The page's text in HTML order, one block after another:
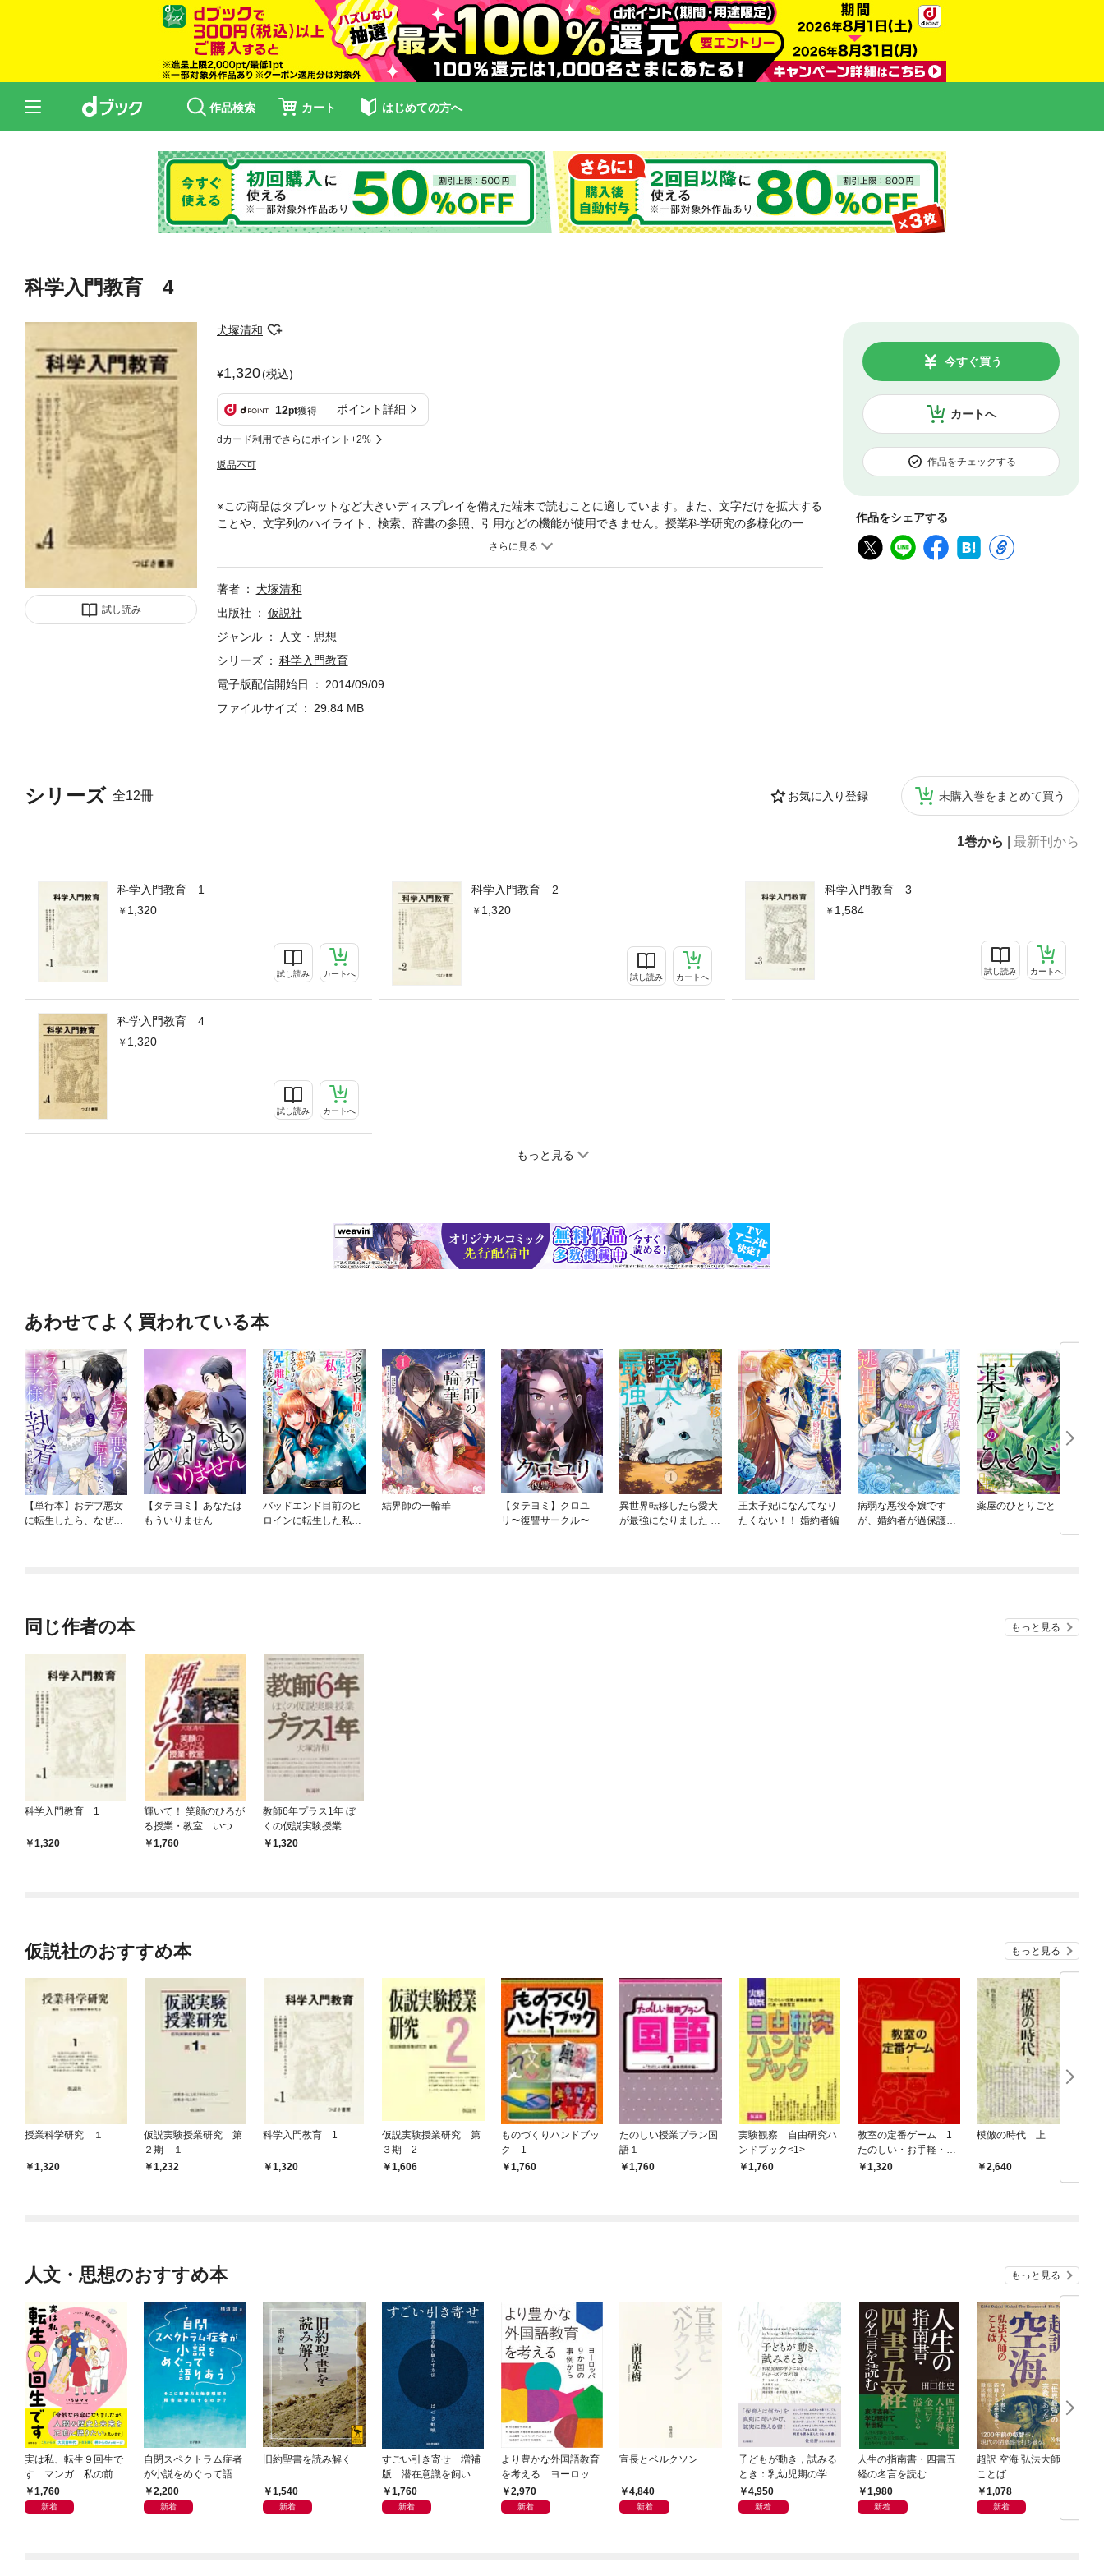
作品検索 カート はじめての方へ
科学入門教育 4
試し読み
犬塚清和
1,320(税込)
12pt獲得 ポイント詳細
dカード利用でさらにポイント+2%
返品不可
カートへ
今すぐ買う
作品をチェックする
作品をシェアする
シリーズ 全12冊 お気に入り登録 未購入巻をまとめて買う
1巻から 最新刊から
科学入門教育 1
1,320
試し読み カートへ
科学入門教育 2
1,320
試し読み カートへ
科学入門教育 3
1,584
試し読み カートへ
科学入門教育 4
1,320
試し読み カートへ
もっと見る
※この商品はタブレットなど大きいディスプレイを備えた端末で読むことに適しています。また、文字だけを拡大する
ことや、文字列のハイライト、検索、辞書の参照、引用などの機能が使用できません。授業科学研究の多様化の一方
で，基本的なことを考える必要があるのではないだろうか。原点に視点をすえて仮説実験授業を問い直す研究誌。に
著者
犬塚清和
出版社
仮説社
ジャンル
人文・思想
シリーズ
科学入門教育
電子版配信開始日
2014/09/09
ファイルサイズ
29.84 MB
あわせてよく買われている本
【単行本】おデブ悪女
に転生したら、なぜか
【タテヨミ】あなたは
もういりません
バッドエンド目前のヒ
ロインに転生した私、
結界師の一輪華
【タテヨミ】クロユ
リ〜復讐サークル〜
異世界転移したら愛犬
が最強になりました ～
王太子妃になんてなり
たくない！！ 婚約者編
病弱な悪役令嬢です
が、婚約者が過保護す
薬屋のひとりごと
同じ作者の本 もっと見る
科学入門教育 1
1,320
輝いて！ 笑顔のひろが
る授業・教室 いつま
でも笑顔の教師でいる
1,760
教師6年プラス1年 ぼ
くの仮説実験授業
1,320
仮説社のおすすめ本 もっと見る
授業科学研究 １
1,320
仮説実験授業研究 第
２期 １
1,232
科学入門教育 1
1,320
仮説実験授業研究 第
３期 2
1,606
ものづくりハンドブッ
ク 1
1,760
たのしい授業プラン国
語１
1,760
実験観察 自由研究ハ
ンドブック<1>
1,760
教室の定番ゲーム 1
たのしい・お手軽・い
～フンイキ
1,320
模倣の時代 上
2,640
人文・思想のおすすめ本 もっと見る
実は私、転生９回生で
す マンガ 私の前世
物語1,760
新着
自閉スペクトラム症者
が小説をめぐって語り
あう2,200
新着
旧約聖書を読み解く
1,540
新着
すごい引き寄せ 増補
版 潜在意識を飼い馴
らす方法
1,760
新着
より豊かな外国語教育
を考える ヨーロッパ
9か国の事例から
2,970
新着
宣長とベルクソン
4,840
新着
子どもが動き，試みる
とき：乳幼児期の学び
におけるドゥルーズ／
ガタリ論
4,950
新着
人生の指南書・四書五
経の名言を読む
1,980
新着
超訳 空海 弘法大師の
ことば
1,078
新着